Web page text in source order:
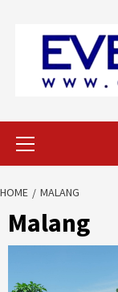
HOME MALANG
Malang